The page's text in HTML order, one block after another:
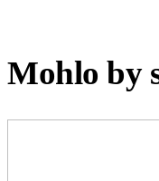
Mohlo by